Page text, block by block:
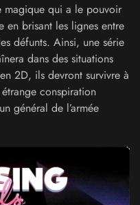
magique qui a le pouvoir
en brisant les lignes entre
défunts. Ainsi, une série
dans des situations
2D, ils devront survivre à
conspiration
général de l’armée